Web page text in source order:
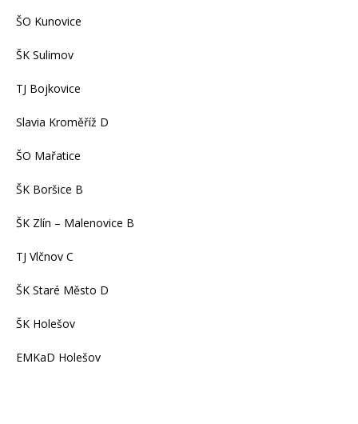
ŠO Kunovice
ŠK Sulimov
TJ Bojkovice
Slavia Kroměříž D
ŠO Mařatice
ŠK Boršice B
ŠK Zlín – Malenovice B
TJ Vlčnov C
ŠK Staré Město D
ŠK Holešov
EMKaD Holešov